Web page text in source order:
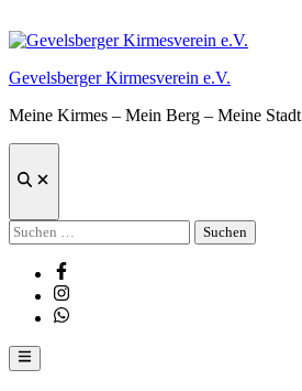
Inhalt
Gevelsberger Kirmesverein e.V.
Meine Kirmes – Mein Berg – Meine Stadt
Suche
Suchen
nach:
Facebook
Instagram
Whatsapp
Hauptmenü